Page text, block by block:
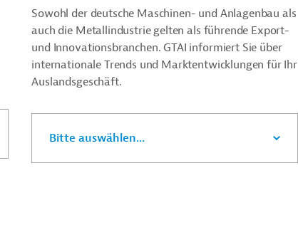
Sowohl der deutsche Maschinen- und Anlagenbau als
auch die Metallindustrie gelten als führende Export-
und Innovationsbranchen. GTAI informiert Sie über
internationale Trends und Marktentwicklungen für Ihr
Auslandsgeschäft.
Bitte auswählen...